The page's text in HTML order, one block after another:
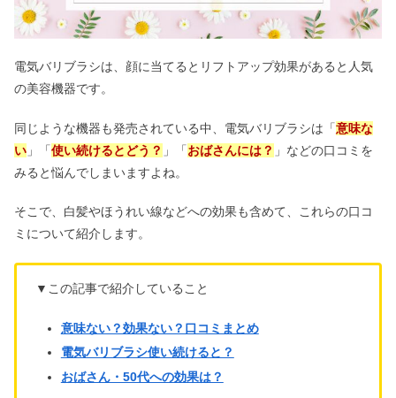
電気バリブラシは、顔に当てるとリフトアップ効果があると人気
の美容機器です。
同じような機器も発売されている中、 電気バリブラシは「意味な
い 」「使い続けるとどう？ 」「おばさんには？ 」などの口コミを
みると悩んでしまいますよね。
そこで、白髪やほうれい線などへの効果も含めて、これらの口コ
ミについて紹介します。
▼この記事で紹介していること
意味ない？効果ない？口コミまとめ
電気バリブラシ使い続けると？
おばさん・50代への効果は？